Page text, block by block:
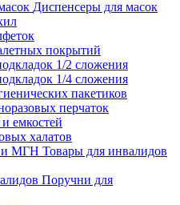
Диспенсеры для масок
покрытий
1/2 сложения
1/4 сложения
пакетиков
перчаток
емкостей
халатов
Товары для инвалидов
Поручни для